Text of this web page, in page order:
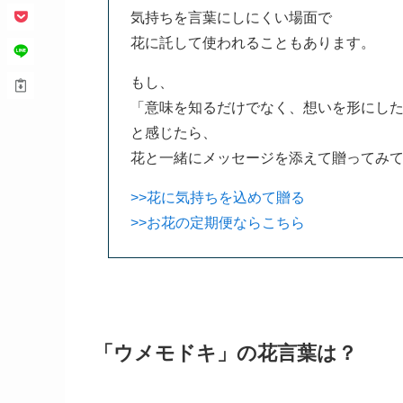
気持ちを言葉にしにくい場面で
花に託して使われることもあります。
もし、
「意味を知るだけでなく、想いを形にした
と感じたら、
花と一緒にメッセージを添えて贈ってみ
>>花に気持ちを込めて贈る
>>お花の定期便ならこちら
「ウメモドキ」の花言葉は？